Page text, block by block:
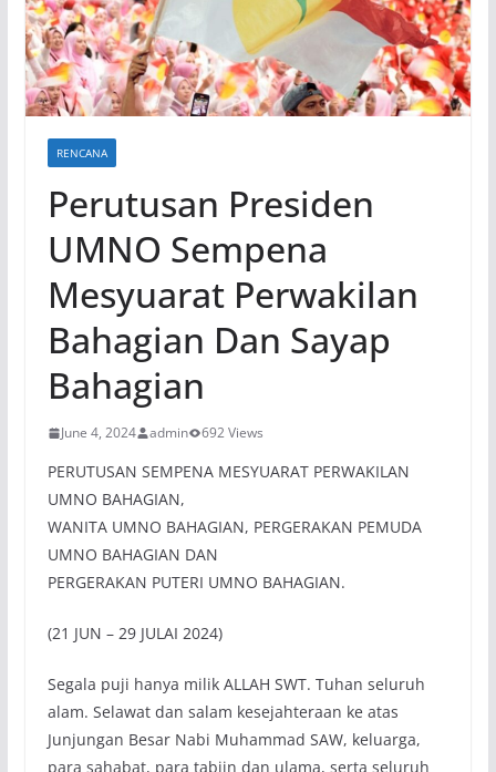
RENCANA
Perutusan Presiden
UMNO Sempena
Mesyuarat Perwakilan
Bahagian Dan Sayap
Bahagian
June 4, 2024 admin 692 Views
PERUTUSAN SEMPENA MESYUARAT PERWAKILAN
UMNO BAHAGIAN,
WANITA UMNO BAHAGIAN, PERGERAKAN PEMUDA
UMNO BAHAGIAN DAN
PERGERAKAN PUTERI UMNO BAHAGIAN.
(21 JUN – 29 JULAI 2024)
Segala puji hanya milik ALLAH SWT. Tuhan seluruh
alam. Selawat dan salam kesejahteraan ke atas
Junjungan Besar Nabi Muhammad SAW, keluarga,
para sahabat, para tabiin dan ulama, serta seluruh